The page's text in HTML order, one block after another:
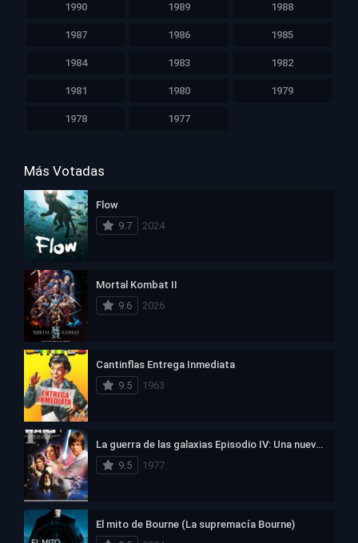
1990 1989 1988
1987 1986 1985
1984 1983 1982
1981 1980 1979
1978 1977
Más Votadas
Flow
9.7
2024
Mortal Kombat II
9.6
2026
Cantinflas Entrega Inmediata
9.5
1963
La guerra de las galaxias Episodio IV: Una nueva esperanza
9.5
1977
El mito de Bourne (La supremacía Bourne)